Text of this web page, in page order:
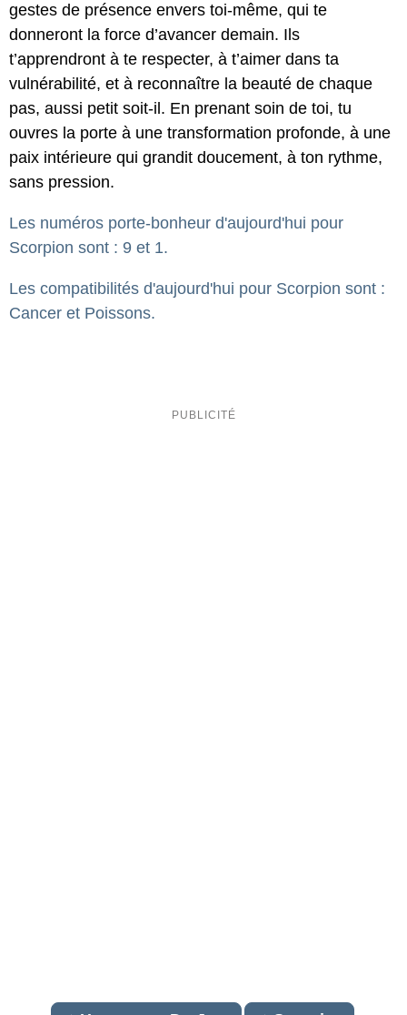
gestes de présence envers toi-même, qui te
donneront la force d’avancer demain. Ils
t’apprendront à te respecter, à t’aimer dans ta
vulnérabilité, et à reconnaître la beauté de chaque
pas, aussi petit soit-il. En prenant soin de toi, tu
ouvres la porte à une transformation profonde, à une
paix intérieure qui grandit doucement, à ton rythme,
sans pression.
Les numéros porte-bonheur d'aujourd'hui pour
Scorpion sont : 9 et 1.
Les compatibilités d'aujourd'hui pour Scorpion sont :
Cancer et Poissons.